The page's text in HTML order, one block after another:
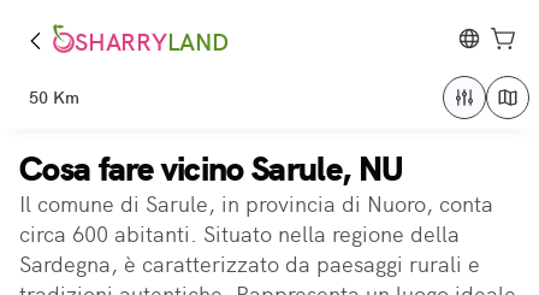
SHARRYLAND
50 Km
Cosa fare vicino Sarule, NU
Il comune di Sarule, in provincia di Nuoro, conta
circa 600 abitanti. Situato nella regione della
Sardegna, è caratterizzato da paesaggi rurali e